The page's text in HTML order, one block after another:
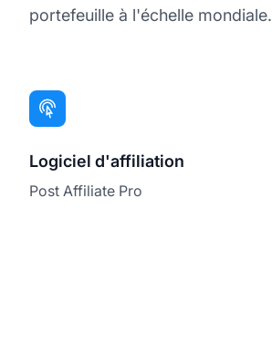
portefeuille à l'échelle mondiale.
Logiciel d'affiliation
Post Affiliate Pro